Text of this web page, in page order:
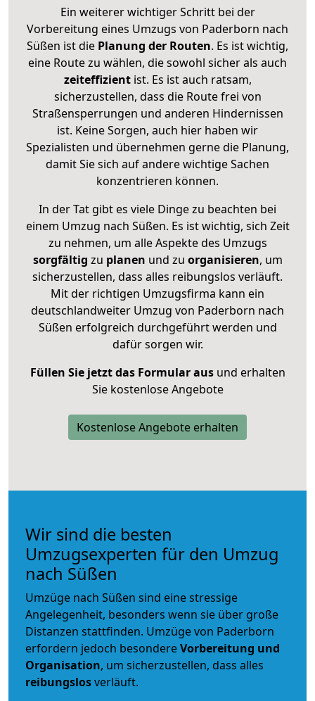
Ein weiterer wichtiger Schritt bei der
Vorbereitung eines Umzugs von Paderborn nach
Süßen ist die Planung der Routen. Es ist wichtig,
eine Route zu wählen, die sowohl sicher als auch
zeiteffizientist. Es ist auch ratsam,
sicherzustellen, dass die Route frei von
Straßensperrungen und anderen Hindernissen
ist. Keine Sorgen, auch hier haben wir
Spezialisten und übernehmen gerne die Planung,
damit Sie sich auf andere wichtige Sachen
konzentrieren können.
In der Tat gibt es viele Dinge zu beachten bei
einem Umzug nach Süßen. Es ist wichtig, sich Zeit
zu nehmen, um alle Aspekte des Umzugs
sorgfältig zu planen und zu organisieren, um
sicherzustellen, dass alles reibungslos verläuft.
Mit der richtigen Umzugsfirma kann ein
deutschlandweiter Umzug von Paderborn nach
Süßen erfolgreich durchgeführt werden und
dafür sorgen wir.
Füllen Sie jetzt das Formular ausund erhalten
Sie kostenlose Angebote
Kostenlose Angebote erhalten
Wir sind die besten
Umzugsexperten für den Umzug
nach Süßen
Umzüge nach Süßen sind eine stressige
Angelegenheit, besonders wenn sie über große
Distanzen stattfinden. Umzüge von Paderborn
erfordern jedoch besondereVorbereitung und
Organisation, um sicherzustellen, dass alles
reibungslosverläuft.